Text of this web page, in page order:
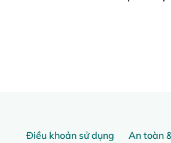
Điều khoản sử dụng An toàn